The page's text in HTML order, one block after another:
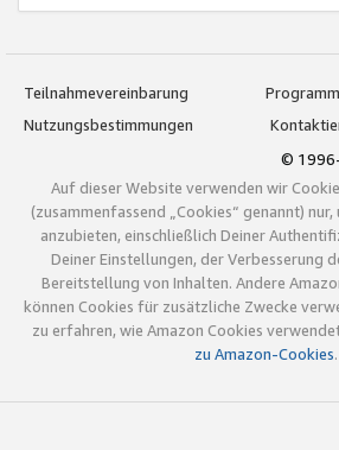
Teilnahmevereinbarung
Nutzungsbestimmungen
© 1996-
Auf dieser Website verwenden wir
(zusammenfassend „Cookies“ genannt)
anzubieten, einschließlich Deiner
Deiner Einstellungen, der Verbesserung
Bereitstellung von Inhalten. Andere
können Cookies für zusätzliche Zwecke
zu erfahren, wie Amazon Cookies
zu Amazon-Cookies.